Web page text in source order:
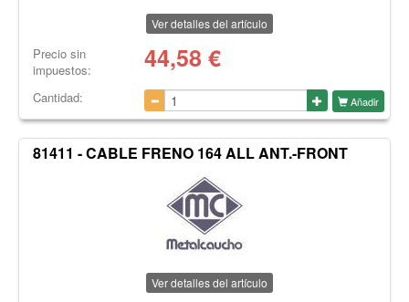
Ver detalles del artículo
Precio sin
impuestos:
44,58 €
Cantidad: Añadir
81411 - CABLE FRENO 164 ALL ANT.-FRONT
Ver detalles del artículo